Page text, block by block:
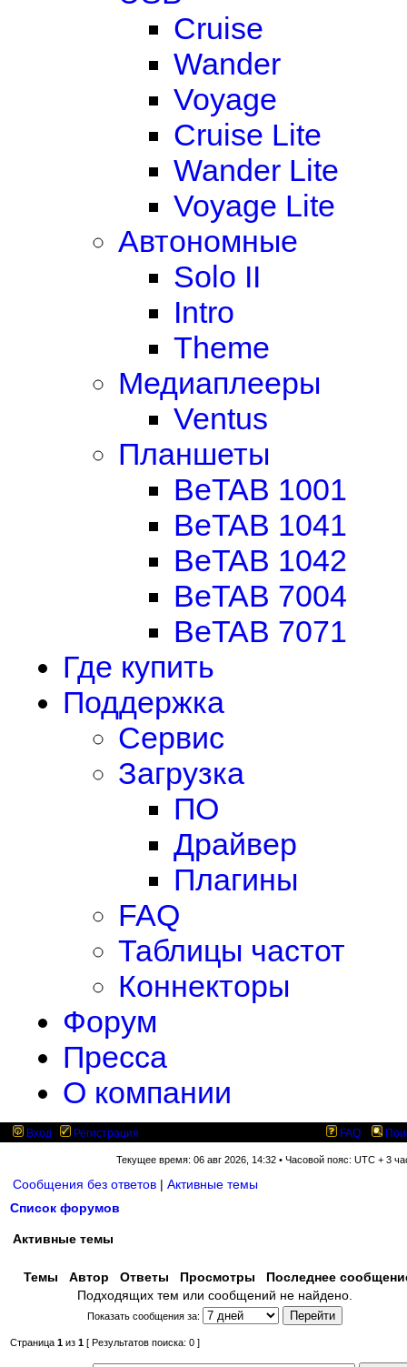
Cruise
Wander
Voyage
Cruise Lite
Wander Lite
Voyage Lite
Автономные
Solo II
Intro
Theme
Медиаплееры
Ventus
Планшеты
BeTAB 1001
BeTAB 1041
BeTAB 1042
BeTAB 7004
BeTAB 7071
Где купить
Поддержка
Сервис
Загрузка
ПО
Драйвер
Плагины
FAQ
Таблицы частот
Коннекторы
Форум
Пресса
О компании
Вход Регистрация FAQ
Текущее время: 06 авг 2026, 14:32 • Часовой пояс: UTC + 3
Сообщения без ответов | Активные темы
Список форумов
Активные темы
Темы Автор Ответы Просмотры
Последнее
Подходящих тем или сообщений не найдено.
Показать сообщения за:
Страница 1 из 1 [ Результатов поиска: 0 ]